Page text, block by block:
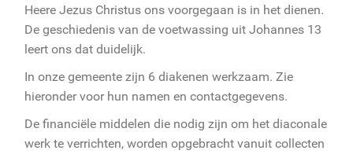
Heere Jezus Christus ons voorgegaan is in het dienen.
De geschiedenis van de voetwassing uit Johannes 13
leert ons dat duidelijk.
In onze gemeente zijn 6 diakenen werkzaam. Zie
hieronder voor hun namen en contactgegevens.
De financiële middelen die nodig zijn om het diaconale
werk te verrichten, worden opgebracht vanuit collecten